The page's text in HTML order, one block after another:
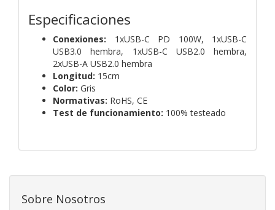
Especificaciones
Conexiones: 1xUSB-C PD 100W, 1xUSB-C
USB3.0 hembra, 1xUSB-C USB2.0 hembra,
2xUSB-A USB2.0 hembra
Longitud: 15cm
Color: Gris
Normativas: RoHS, CE
Test de funcionamiento: 100% testeado
Sobre Nosotros